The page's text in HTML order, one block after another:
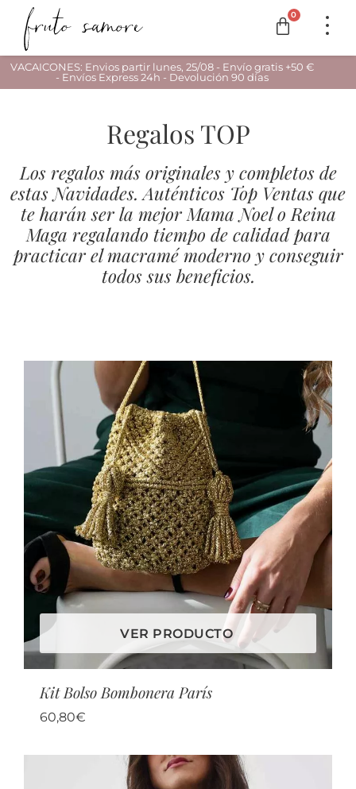
0
VACAICONES: Envios partir lunes, 25/08 - Envío gratis +50 €
- Envíos Express 24h - Devolución 90 días
Regalos TOP
Los regalos más originales y completos de
estas Navidades. Auténticos Top Ventas que
te harán ser la mejor Mama Noel o Reina
Maga regalando tiempo de calidad para
practicar el macramé moderno y conseguir
todos sus beneficios.
VER PRODUCTO
Kit Bolso Bombonera París
60,80€